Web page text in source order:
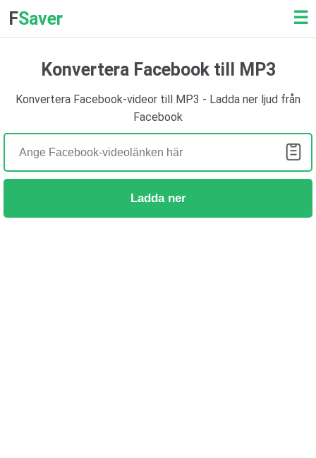
FSaver ☰
Konvertera Facebook till MP3
Konvertera Facebook-videor till MP3 - Ladda ner ljud från
Facebook
Ladda ner